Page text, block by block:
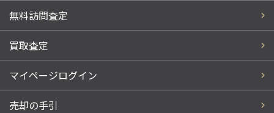
無料訪問査定
買取査定
マイページログイン
売却の手引